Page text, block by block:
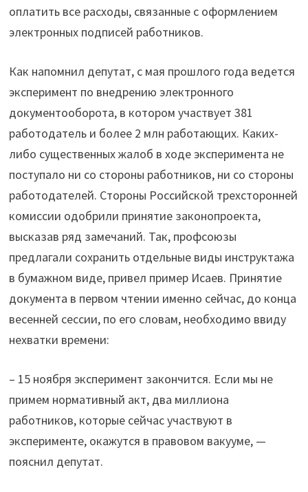
оплатить все расходы, связанные с оформлением
электронных подписей работников.
Как напомнил депутат, с мая прошлого года ведется
эксперимент по внедрению электронного
документооборота, в котором участвует 381
работодатель и более 2 млн работающих. Каких-
либо существенных жалоб в ходе эксперимента не
поступало ни со стороны работников, ни со стороны
работодателей. Стороны Российской трехсторонней
комиссии одобрили принятие законопроекта,
высказав ряд замечаний. Так, профсоюзы
предлагали сохранить отдельные виды инструктажа
в бумажном виде, привел пример Исаев. Принятие
документа в первом чтении именно сейчас, до конца
весенней сессии, по его словам, необходимо ввиду
нехватки времени:
– 15 ноября эксперимент закончится. Если мы не
примем нормативный акт, два миллиона
работников, которые сейчас участвуют в
эксперименте, окажутся в правовом вакууме, —
пояснил депутат.